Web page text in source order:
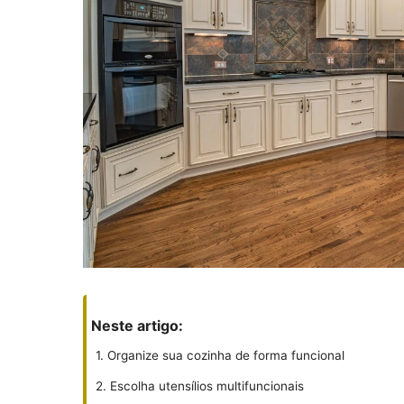
Neste artigo:
1. Organize sua cozinha de forma funcional
2. Escolha utensílios multifuncionais